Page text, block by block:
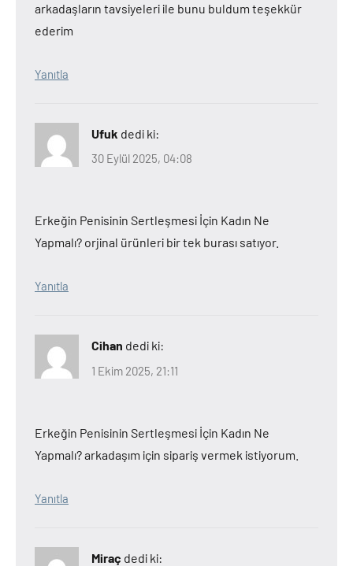
arkadaşların tavsiyeleri ile bunu buldum teşekkür
ederim
Yanıtla
Ufuk dedi ki:
30 Eylül 2025, 04:08
Erkeğin Penisinin Sertleşmesi İçin Kadın Ne
Yapmalı? orjinal ürünleri bir tek burası satıyor.
Yanıtla
Cihan dedi ki:
1 Ekim 2025, 21:11
Erkeğin Penisinin Sertleşmesi İçin Kadın Ne
Yapmalı? arkadaşım için sipariş vermek istiyorum.
Yanıtla
Miraç dedi ki: